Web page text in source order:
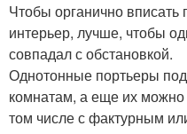
Чтобы органично
интерьер, лучше, чтобы
совпадал с обстановкой.
Однотонные портьеры
комнатам, а еще их
том числе с фактурным